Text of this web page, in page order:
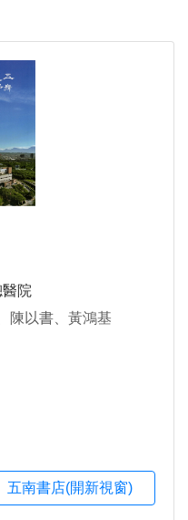
院
陳以書、黃鴻基
五南書店(開新視窗)